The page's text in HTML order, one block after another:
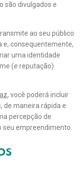
são divulgados e
ao seu público
e, consequentemente,
uma identidade
(e reputação)
, você poderá incluir
de maneira rápida e
percepção de
seu empreendimento.